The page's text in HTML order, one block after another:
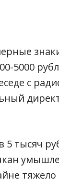
5000
с
5 тысяч
тяжело